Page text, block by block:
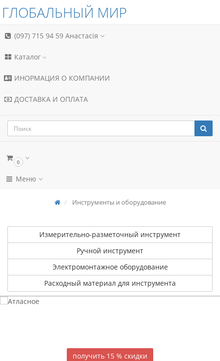
ГЛОБАЛЬНЫЙ МИР
(097) 715 94 59 Анастасія
Каталог
ИНОРМАЦИЯ О КОМПАНИИ
ДОСТАВКА И ОПЛАТА
0
Меню
Инструменты и оборудование
Измерительно-разметочный инструмент
Ручной инструмент
Электромонтажное оборудование
Расходный материал для инструмента
15 % скидки